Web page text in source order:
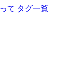
て タグ一覧